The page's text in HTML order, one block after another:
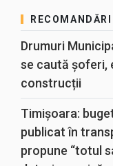
Drumuri
se caută șoferi,
construcții
Timișoara:
publicat în
propune “totul